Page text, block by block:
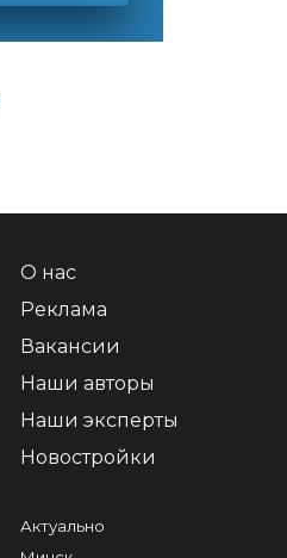
О нас
Реклама
Вакансии
Наши авторы
Наши эксперты
Новостройки
Актуально